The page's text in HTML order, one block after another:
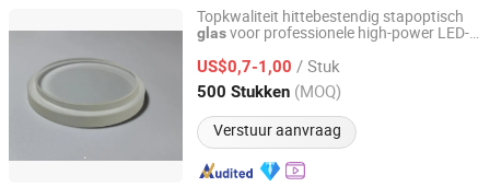
Topkwaliteit hittebestendig stapoptisch
glasvoor professionele high-power LED-
US$0,7-1,00 / Stuk
500 Stukken (MOQ)
Verstuur aanvraag
Danyang Tujia Photoelectric Technology Co., Ltd
Jiangsu, China Sinds 2026